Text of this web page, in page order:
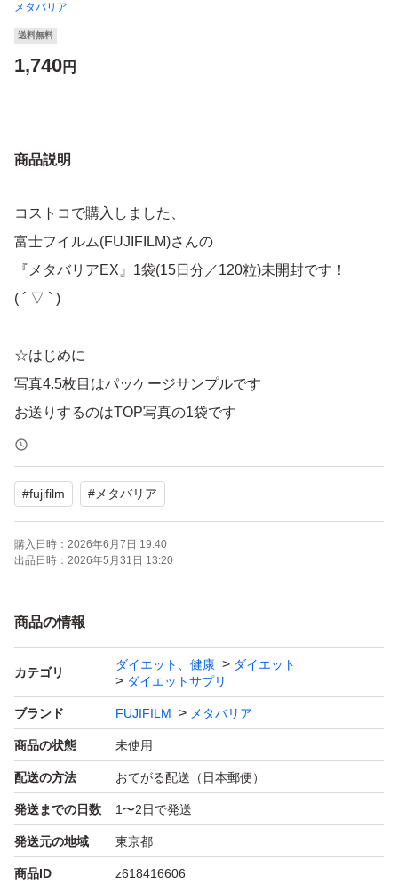
メタバリア
送料無料
1,740円
商品説明
コストコで購入しました、
富士フイルム(FUJIFILM)さんの
『メタバリアEX』1袋(15日分／120粒)未開封です！
( ´ ▽ ` )
☆はじめに
写真4.5枚目はパッケージサンプルです
お送りするのはTOP写真の1袋です
■賞味期限 2029/01月
※これより新しい場合もございます
歳とる毎に贅肉とか脂肪って落ちにくくて嫌ですよねー！
そんなこんなで見つけたこちら！
BMIが高めの方に糖の吸収、腸内環境を整えおなかの脂
肪・体重を減らすって書いてありますね！
『炭水化物が好きな方に』
いや好きに決まってるでしょ。なんなら更にお菓子やスイ
ーツや甘々な飲み物やアイスも好きだわ。じゃなきゃまず
苦労しないわ。
#fujifilm #メタバリア
購入日時： 2026年6月7日 19:40
出品日時： 2026年5月31日 13:20
商品の情報
カテゴリ
ダイエット、健康
ダイエット
ダイエットサプリ
ブランド FUJIFILM メタバリア
商品の状態 未使用
配送の方法 おてがる配送（日本郵便）
発送までの日数 1〜2日で発送
発送元の地域 東京都
商品ID z618416606